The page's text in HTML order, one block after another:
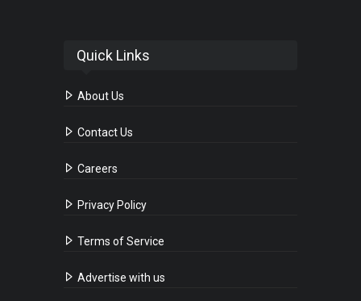
Quick Links
About Us
Contact Us
Careers
Privacy Policy
Terms of Service
Advertise with us